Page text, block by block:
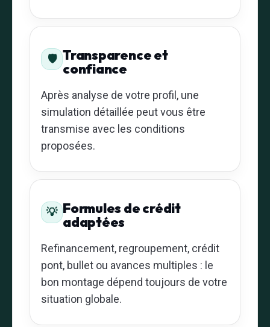
🛡️ Transparence et
confiance
Après analyse de votre profil, une
simulation détaillée peut vous être
transmise avec les conditions
proposées.
💡 Formules de crédit
adaptées
Refinancement, regroupement, crédit
pont, bullet ou avances multiples : le
bon montage dépend toujours de votre
situation globale.